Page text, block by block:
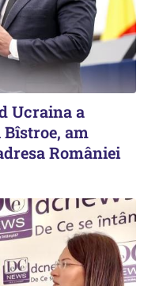
Ucraina a
am
României